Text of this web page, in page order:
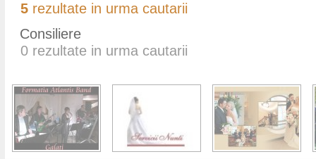
5 rezultate in urma cautarii
Consiliere
0 rezultate in urma cautarii